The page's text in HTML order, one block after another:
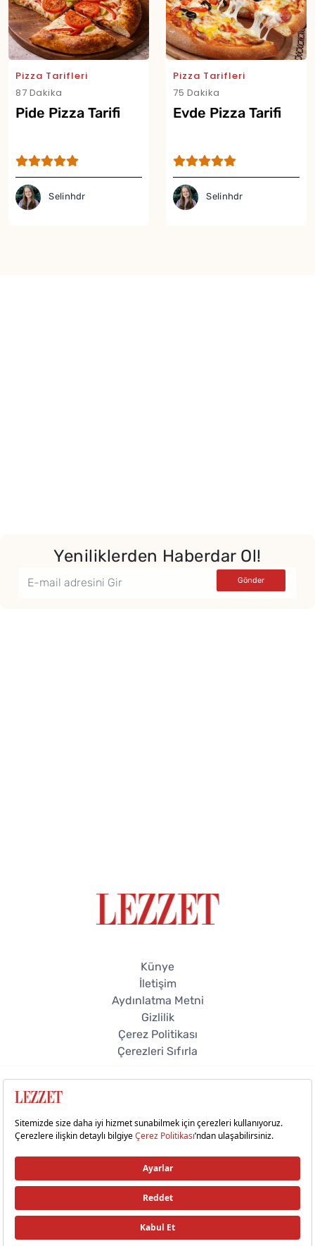
Pizza Tarifleri
87 Dakika
Pide Pizza Tarifi
Selinhdr
Pizza Tarifleri
75 Dakika
Evde Pizza Tarifi
Selinhdr
Yeniliklerden Haberdar Ol!
Künye
İletişim
Aydınlatma Metni
Gizlilik
Çerez Politikası
Çerezleri Sıfırla
© 2026 Lezzet Online. Tüm hakları saklıdır.